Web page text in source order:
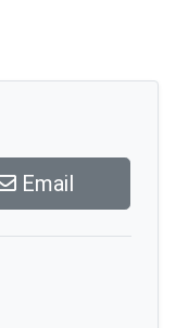
Email